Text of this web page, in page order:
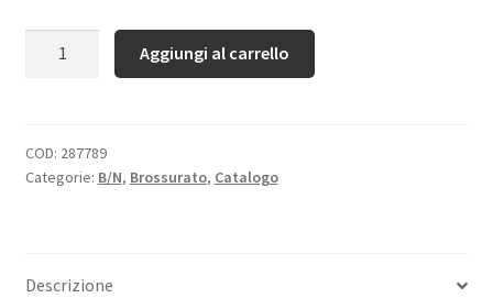
Aggiungi al carrello
COD: 287789
Categorie: B/N, Brossurato, Catalogo
Descrizione